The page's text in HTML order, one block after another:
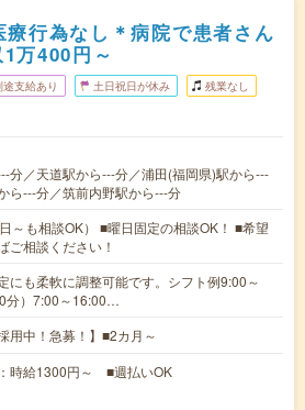
療行為なし＊病院で患者さん
万400円～
途支給あり 土日祝日が休み 残業なし
分／天道駅から---分／浦田(福岡県)駅から---
ら---分／筑前内野駅から---分
～も相談OK） ■曜日固定の相談OK！ ■希望
ご相談ください！
にも柔軟に調整可能です。シフト例9:00～
分）7:00～16:00…
用中！急募！】■2カ月～
時給1300円～ ■週払いOK